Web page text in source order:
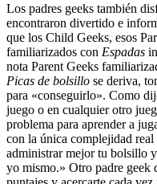
Los padres geeks también
encontraron divertido e
que los Child Geeks, esos
familiarizados con Espadas
nota Parent Geeks
Picas de bolsillo se deriva,
para «conseguirlo». Como
juego o en cualquier otro
problema para aprender a
con la única complejidad
administrar mejor tu bolsillo
yo mismo.» Otro padre geek